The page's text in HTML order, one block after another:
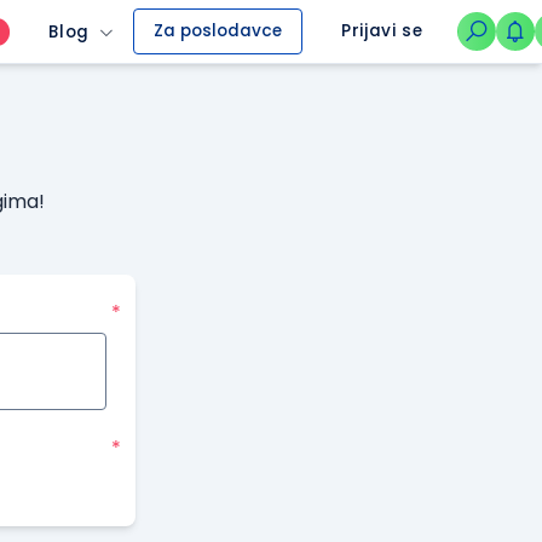
Blog Za poslodavce Prijavi se
*
*